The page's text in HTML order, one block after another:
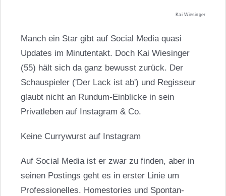
Kai Wiesinger
Manch ein Star gibt auf Social Media quasi
Updates im Minutentakt. Doch Kai Wiesinger
(55) hält sich da ganz bewusst zurück. Der
Schauspieler ('Der Lack ist ab') und Regisseur
glaubt nicht an Rundum-Einblicke in sein
Privatleben auf Instagram & Co.
Keine Currywurst auf Instagram
Auf Social Media ist er zwar zu finden, aber in
seinen Postings geht es in erster Linie um
Professionelles. Homestories und Spontan-